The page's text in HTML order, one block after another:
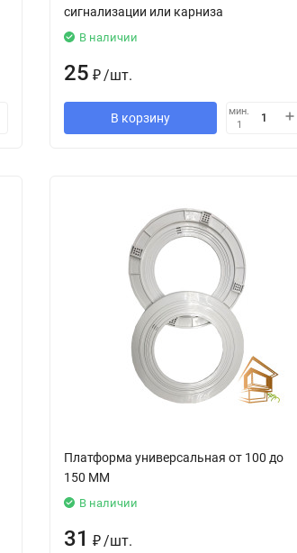
сигнализации или карниза
В наличии
25 ₽/шт.
В корзину
мин.
1
Платформа универсальная от 100 до
150 ММ
В наличии
31 ₽/шт.